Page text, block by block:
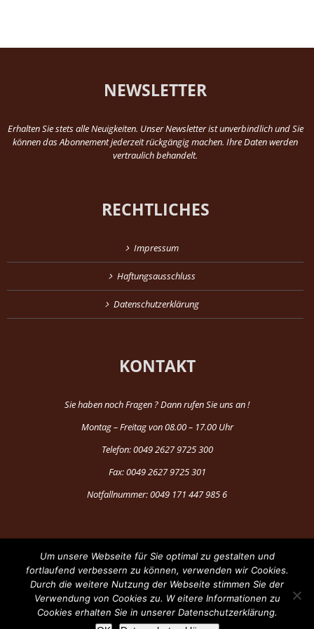
NEWSLETTER
Erhalten Sie stets alle Neuigkeiten. Unser Newsletter ist unverbindlich und Sie
können das Abonnement jederzeit rückgängig machen. Ihre Daten werden
vertraulich behandelt.
RECHTLICHES
Impressum
Haftungsausschluss
Datenschutzerklärung
KONTAKT
Sie haben noch Fragen ? Dann rufen Sie uns an !
Montag – Freitag von 08.00 – 17.00 Uhr
Telefon: 0049 2627 9725 300
Fax: 0049 2627 9725 301
Notfallnummer: 0049 171 447 985 6
®Copyright 1997-2024 by Fun Production
FacebookYouTube
Um unsere Webseite für Sie optimal zu gestalten und
fortlaufend verbessern zu können, verwenden wir Cookies.
Durch die weitere Nutzung der Webseite stimmen Sie der
Verwendung von Cookies zu. W eitere Informationen zu
Cookies erhalten Sie in unserer Datenschutzerklärung.